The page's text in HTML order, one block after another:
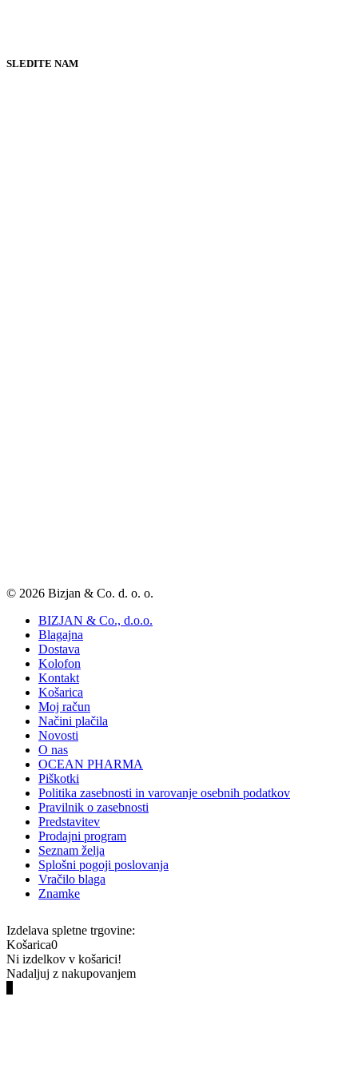
SLEDITE NAM
© 2026 Bizjan & Co. d. o. o.
BIZJAN & Co., d.o.o.
Blagajna
Dostava
Kolofon
Kontakt
Košarica
Moj račun
Načini plačila
Novosti
O nas
OCEAN PHARMA
Piškotki
Politika zasebnosti in varovanje osebnih podatkov
Pravilnik o zasebnosti
Predstavitev
Prodajni program
Seznam želja
Splošni pogoji poslovanja
Vračilo blaga
Znamke
Izdelava spletne trgovine:
Košarica0
Ni izdelkov v košarici!
Nadaljuj z nakupovanjem